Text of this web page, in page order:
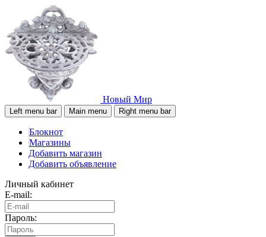
Новый Мир
Left menu bar Main menu Right menu bar
Блокнот
Магазины
Добавить магазин
Добавить объявление
Личный кабинет
E-mail:
Пароль: